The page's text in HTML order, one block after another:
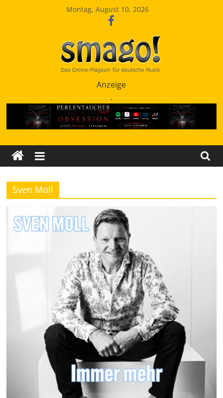
Montag, August 10, 2026
SchlagerMAGazinOnline
Anzeige
.
Sven Moll